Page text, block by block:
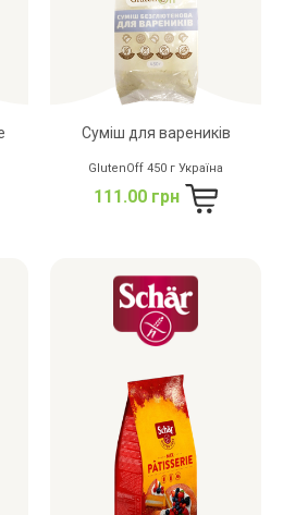
Суміш для вареників
GlutenOff 450 г Україна
111.00 грн